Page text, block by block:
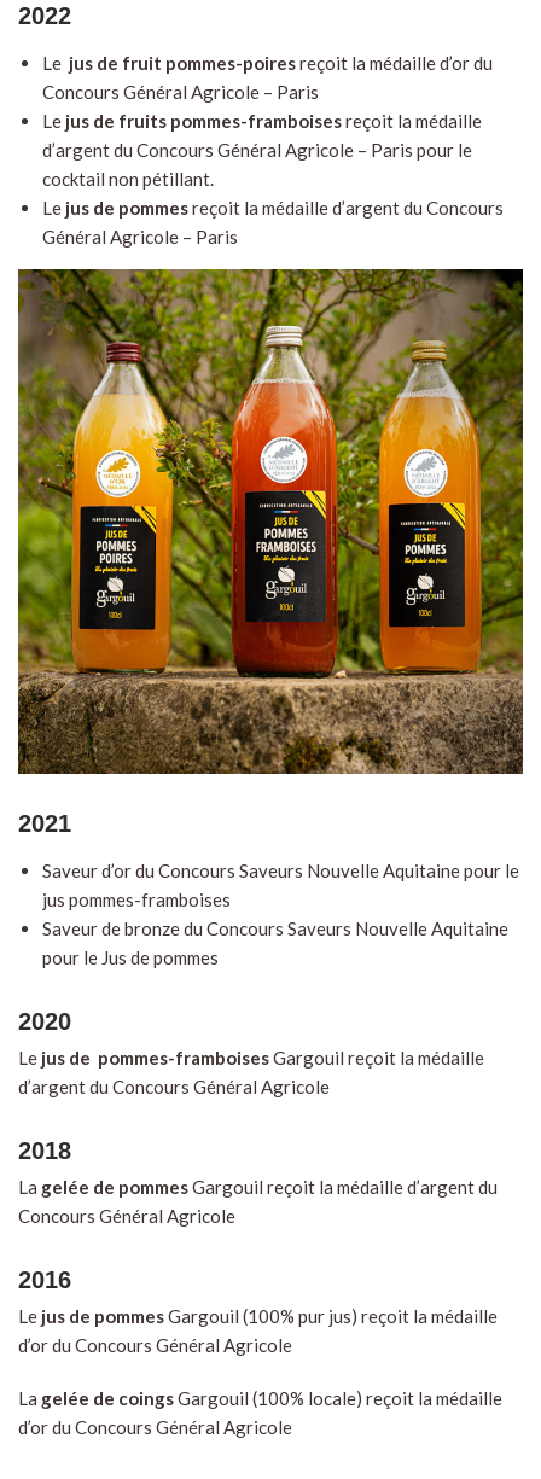
2022
Le jus de fruit pommes-poiresreçoit la médaille d’or du
Concours Général Agricole – Paris
Le jus de fruits pommes-framboisesreçoit la médaille
d’argent du Concours Général Agricole – Paris pour le
cocktail non pétillant.
Le jus de pommesreçoit la médaille d’argent du Concours
Général Agricole – Paris
2021
Saveur d’or du Concours Saveurs Nouvelle Aquitaine pour le
jus pommes-framboises
Saveur de bronze du Concours Saveurs Nouvelle Aquitaine
pour le Jus de pommes
2020
Le jus de pommes-framboisesGargouil reçoit la médaille
d’argent du Concours Général Agricole
2018
La gelée de pommesGargouil reçoit la médaille d’argent du
Concours Général Agricole
2016
Le jus de pommesGargouil (100% pur jus) reçoit la médaille
d’or du Concours Général Agricole
La gelée de coingsGargouil (100% locale) reçoit la médaille
d’or du Concours Général Agricole